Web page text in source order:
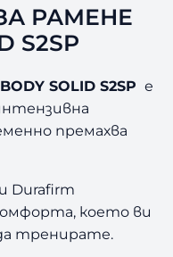
РАМЕНЕ
S2SP
SOLID S2SP е
премахва
Durafirm
което ви
тренирате.